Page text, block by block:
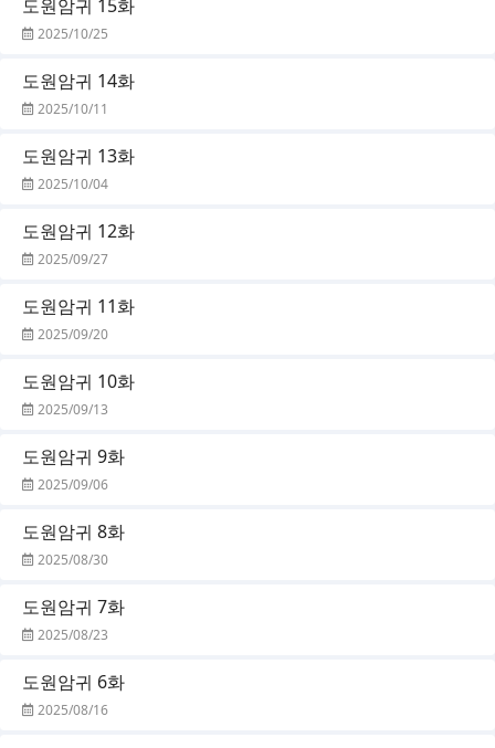
도원암귀 15화
2025/10/25
도원암귀 14화
2025/10/11
도원암귀 13화
2025/10/04
도원암귀 12화
2025/09/27
도원암귀 11화
2025/09/20
도원암귀 10화
2025/09/13
도원암귀 9화
2025/09/06
도원암귀 8화
2025/08/30
도원암귀 7화
2025/08/23
도원암귀 6화
2025/08/16